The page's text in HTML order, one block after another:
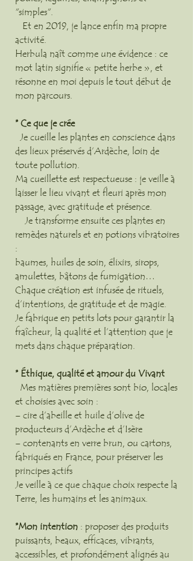
"simples".
Et en 2019, je lance enfin ma propre
activité.
Herbula naît comme une évidence : ce
mot latin signifie « petite herbe », et
résonne en moi depuis le tout début de
mon parcours.
* Ce que je crée
Je cueille les plantes en conscience dans
des lieux préservés d’Ardèche, loin de
toute pollution.
Ma cueillette est respectueuse : je veille à
laisser le lieu vivant et fleuri après mon
passage, avec gratitude et présence.
Je transforme ensuite ces plantes en
remèdes naturels et en potions vibratoires
:
baumes, huiles de soin, élixirs, sirops,
amulettes, bâtons de fumigation…
Chaque création est infusée de rituels,
d’intentions, de gratitude et de magie.
Je fabrique en petits lots pour garantir la
fraîcheur, la qualité et l’attention que je
mets dans chaque préparation.
* Éthique, qualité et amour du Vivant
Mes matières premières sont bio, locales
et choisies avec soin :
– cire d’abeille et huile d’olive de
producteurs d’Ardèche et d’Isère
– contenants en verre brun, ou cartons,
fabriqués en France, pour préserver les
principes actifs
Je veille à ce que chaque choix respecte la
Terre, les humains et les animaux.
*Mon intention : proposer des produits
puissants, beaux, efficaces, vibrants,
accessibles, et profondément alignés au